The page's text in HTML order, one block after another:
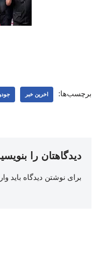
برچسب‌ها: اخرین خبر
دیدگاهتان را
برای نوشتن دیدگاه باید